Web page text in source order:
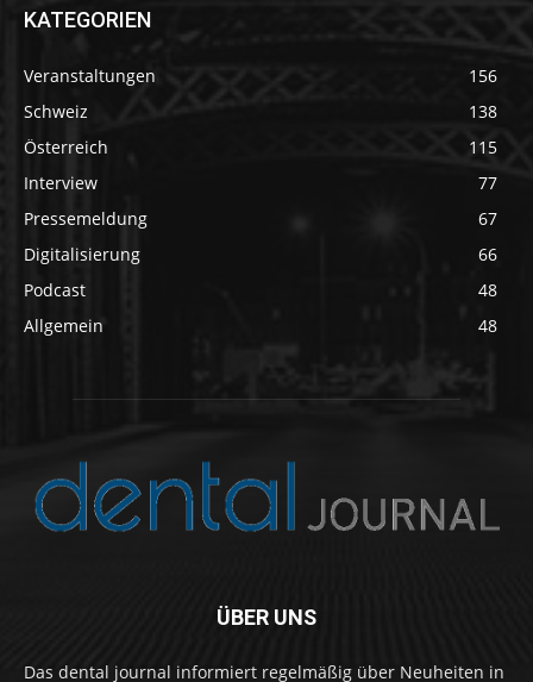
KATEGORIEN
Veranstaltungen
156
Schweiz
138
Österreich
115
Interview
77
Pressemeldung
67
Digitalisierung
66
Podcast
48
Allgemein
48
ÜBER UNS
Das dental journal informiert regelmäßig über Neuheiten in